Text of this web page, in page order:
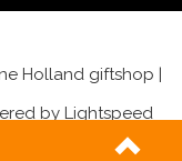
Holland giftshop |
by Lightspeed